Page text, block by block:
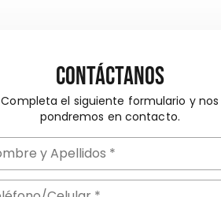
Contáctanos
Completa el siguiente formulario y nos
pondremos en contacto.